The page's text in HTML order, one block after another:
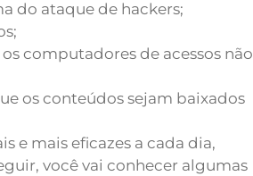
do ataque de hackers;
computadores de acessos não
os conteúdos sejam baixados
e mais eficazes a cada dia,
você vai conhecer algumas